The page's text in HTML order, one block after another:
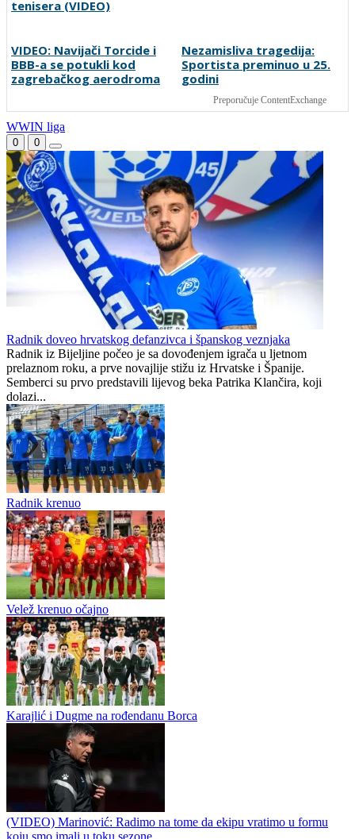
Sudija dosjetljivim
komentarom nasmijao
publiku nakon žalbe
tenisera (VIDEO)
Zmajice u Mostaru počele
VIDEO: Navijači Torcide i
BBB-a se potukli kod
zagrebačkog aerodroma
Nezamisliva tragedija:
Sportista preminuo u 25.
godini
Preporučuje ContentExchange
WWIN liga
0 0
Radnik doveo hrvatskog defanzivca i španskog veznjaka
Radnik iz Bijeljine počeo je sa dovođenjem igrača u ljetnom
prelaznom roku, a prve novajlije stižu iz Hrvatske i Španije.
Semberci su prvo predstavili lijevog beka Patrika Klančira, koji
dolazi...
Radnik krenuo
Velež krenuo očajno